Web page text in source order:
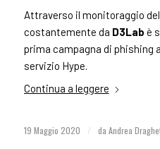
Attraverso il monitoraggio
costantemente da D3Lab è
prima campagna di phishing
servizio Hype.
Continua a leggere
19 Maggio 2020 / da Andrea